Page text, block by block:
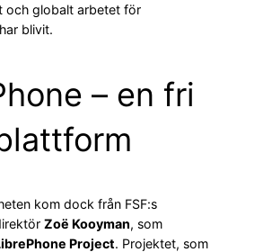
och globalt arbetet för
blivit.
– en fri
kom dock från FSF:s
Zoë Kooyman, som
Project. Projektet, som